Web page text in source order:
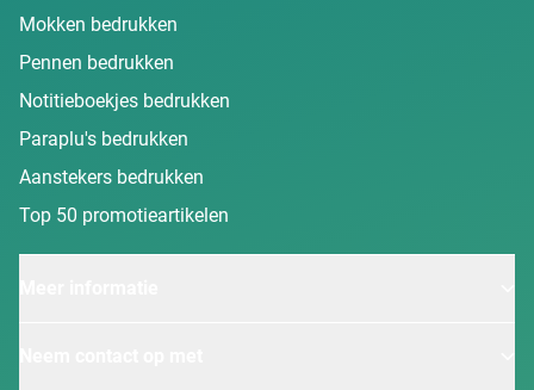
Mokken bedrukken
Pennen bedrukken
Notitieboekjes bedrukken
Paraplu's bedrukken
Aanstekers bedrukken
Top 50 promotieartikelen